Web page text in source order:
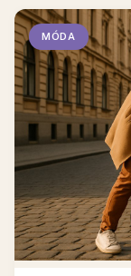
MÓDA